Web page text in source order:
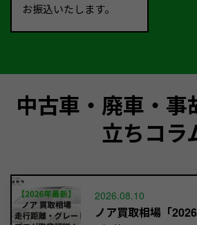
お振込いたします。
中古車・廃車・事
立ちコラ
2026.08.10
ノア買取相場「